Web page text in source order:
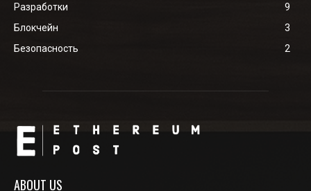
Разработки
9
Блокчейн
3
Безопасность
2
ABOUT US